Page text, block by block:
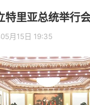
特里亚总统举行
月15日 19:35